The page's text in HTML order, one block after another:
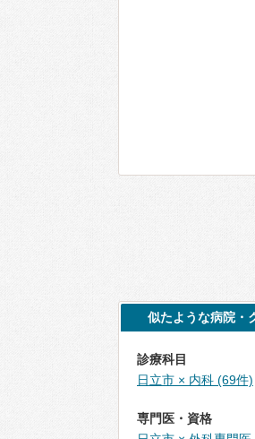
似たような病院・
診療科目
日立市 × 内科 (69件)
専門医・資格